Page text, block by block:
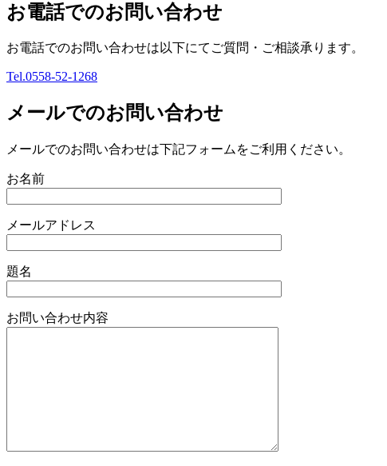
お電話でのお問い合わせ
お電話でのお問い合わせは以下にてご質問・ご相談承ります。
Tel.0558-52-1268
メールでのお問い合わせ
メールでのお問い合わせは下記フォームをご利用ください。
お名前
メールアドレス
題名
お問い合わせ内容